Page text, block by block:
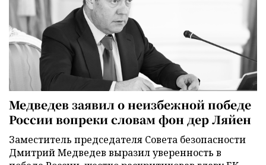
Медведев заявил о неизбежной победе
России вопреки словам фон дер Ляйен
Заместитель председателя Совета безопасности
Дмитрий Медведев выразил уверенность в